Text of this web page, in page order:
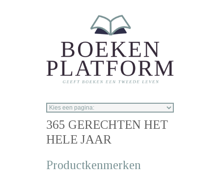
365 GERECHTEN HET
HELE JAAR
Productkenmerken